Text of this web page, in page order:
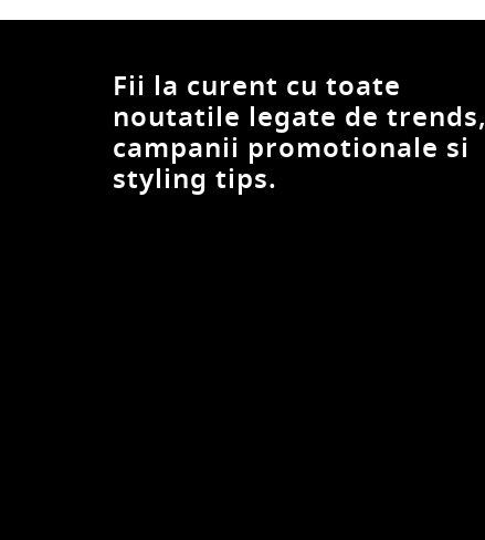
Fii la curent cu toate
noutatile legate de trends,
campanii promotionale si
styling tips.